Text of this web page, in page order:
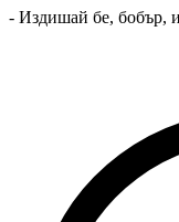
- Издишай бе, бобър,